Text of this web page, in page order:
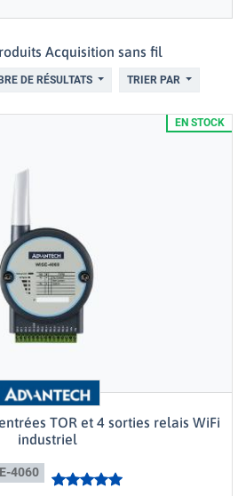
Acquisition sans fil
DE RÉSULTATS TRIER PAR
EN STOCK
TOR et 4 sorties relais WiFi
industriel
4060